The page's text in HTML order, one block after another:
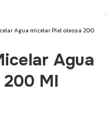
Agua micelar Piel oleosa 200
Agua
200 Ml